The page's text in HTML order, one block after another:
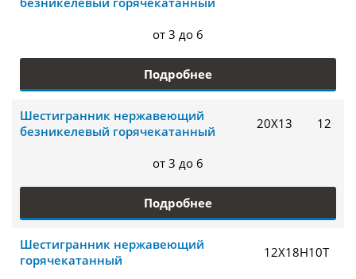
от 3 до 6
Подробнее
Шестигранник нержавеющий
безникелевый горячекатанный
20Х13 12
от 3 до 6
Подробнее
Шестигранник нержавеющий
горячекатанный
12Х18Н10Т